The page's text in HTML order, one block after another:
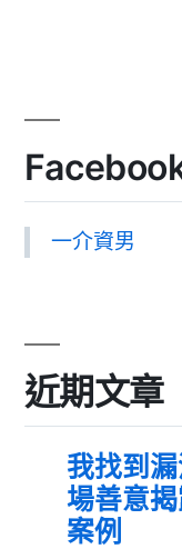
一介資男
近期文章
我找到
場善意
案例